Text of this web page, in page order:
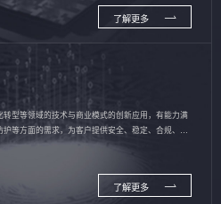
了解更多
型等领域的技术与商业模式的创新应用，有能力满
等方面的需求，为客户提供安全、稳定、合规、持
了解更多